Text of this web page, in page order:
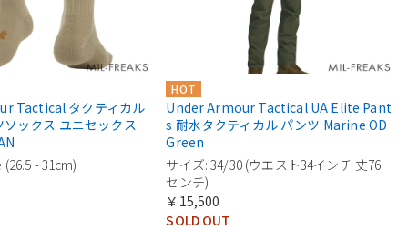
Tactical タクティカル
ックス ユニセックス
- 31cm)
HOT
Under Armour Tactical UA Elite Pant
s 耐水タクティカル パンツ Marine OD
Green
サイズ: 34/30 (ウエスト34インチ 丈76
センチ)
￥15,500
SOLD OUT